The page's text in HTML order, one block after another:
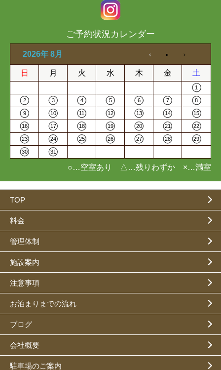
ご予約状況カレンダー
2026年 8月
日 月 火 水 木 金 土
1
2 3 4 5 6 7 8
9 10 11 12 13 14 15
16 17 18 19 20 21 22
23 24 25 26 27 28 29
30 31
○…空室あり △…残りわずか ×…満室
TOP
料金
管理体制
施設案内
注意事項
お泊まりまでの流れ
ブログ
会社概要
駐車場のご案内